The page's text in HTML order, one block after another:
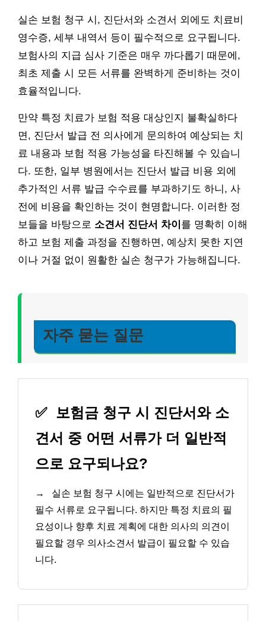
실손 보험 청구 시, 진단서와 소견서 외에도 치료비
영수증, 세부 내역서 등이 필수적으로 요구됩니다.
보험사의 지급 심사 기준은 매우 까다롭기 때문에,
최초 제출 시 모든 서류를 완벽하게 준비하는 것이
효율적입니다.
만약 특정 치료가 보험 적용 대상인지 불확실하다
면, 진단서 발급 전 의사에게 문의하여 예상되는 치
료 내용과 보험 적용 가능성을 타진해볼 수 있습니
다. 또한, 일부 병원에서는 진단서 발급 비용 외에
추가적인 서류 발급 수수료를 부과하기도 하니, 사
전에 비용을 확인하는 것이 현명합니다. 이러한 정
보들을 바탕으로 소견서 진단서 차이 를 명확히 이해
하고 보험 제출 과정을 진행하면, 예상치 못한 지연
이나 거절 없이 원활한 실손 청구가 가능해집니다.
자주 묻는 질문
✅ 보험금 청구 시 진단서와 소
견서 중 어떤 서류가 더 일반적
으로 요구되나요?
→
실손 보험 청구 시에는 일반적으로 진단서가
필수 서류로 요구됩니다. 하지만 특정 치료의 필
요성이나 향후 치료 계획에 대한 의사의 의견이
필요할 경우 의사소견서 발급이 필요할 수 있습
니다.